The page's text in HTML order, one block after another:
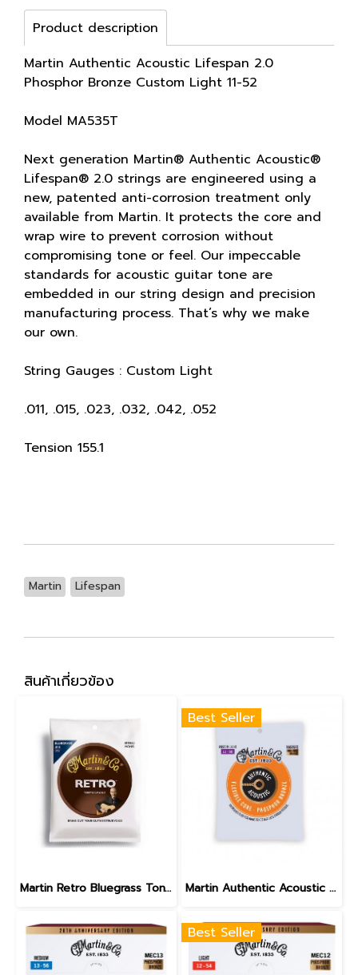
Product description
Martin Authentic Acoustic Lifespan 2.0
Phosphor Bronze Custom Light 11-52
Model MA535T
Next generation Martin® Authentic Acoustic®
Lifespan® 2.0 strings are engineered using a
new, patented anti-corrosion treatment only
available from Martin. It protects the core and
wrap wire to prevent corrosion without
compromising tone or feel. Our impeccable
standards for acoustic guitar tone are
embedded in our string design and precision
manufacturing process. That’s why we make
our own.
String Gauges : Custom Light
.011, .015, .023, .032, .042, .052
Tension 155.1
Martin Lifespan
สินค้าเกี่ยวข้อง
Martin Retro Bluegrass Tony Rice Guitar Strings 13-56
Best Seller
Martin Authentic Acoustic Flexible Core Phosphor Bronze Custom Light 11-52
Best Seller